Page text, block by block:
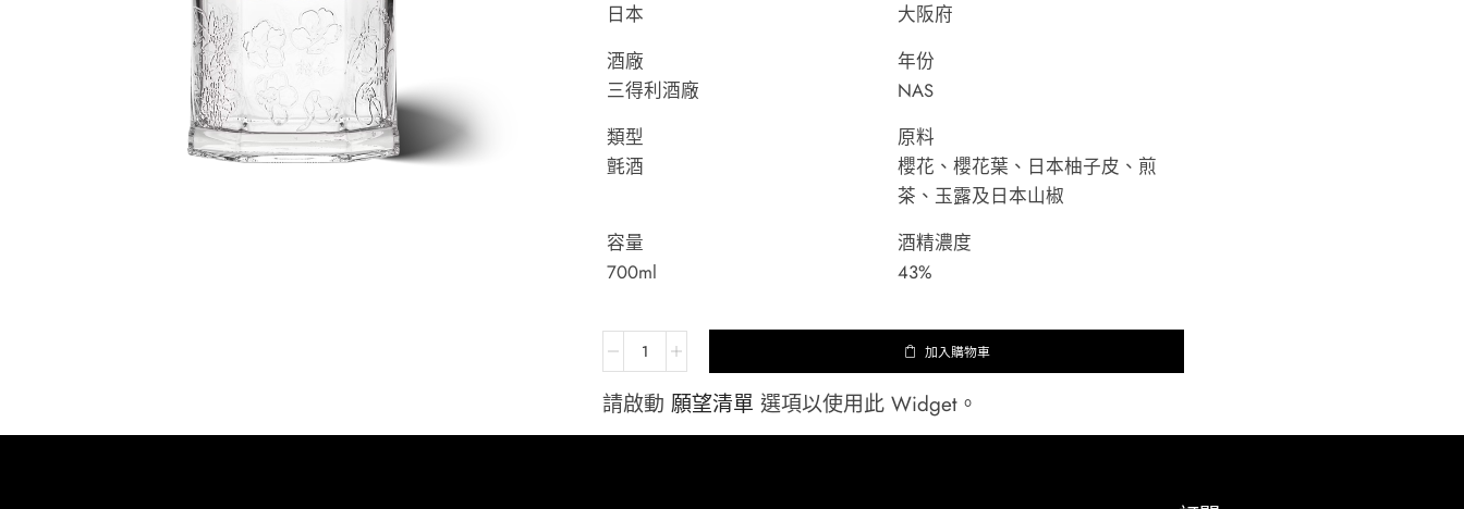
日本
大阪府
酒廠
三得利酒廠
年份
NAS
類型
氈酒
原料
櫻花、櫻花葉、日本柚子皮、煎
茶、玉露及日本山椒
容量
700ml
酒精濃度
43%
加入購物車
請啟動 願望清單 選項以使用此 Widget。